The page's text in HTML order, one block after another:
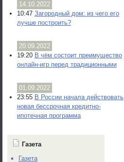
14.10.2022
10:47 Загородный дом: из чего его
лучше построить?
20.09.2022
19:20 В чём состоит преимущество
онлайн-игр перед традиционными
01.09.2022
23:55 В России начала действовать
новая бессрочная кредитно-
ипотечная программа
Газета
Газета